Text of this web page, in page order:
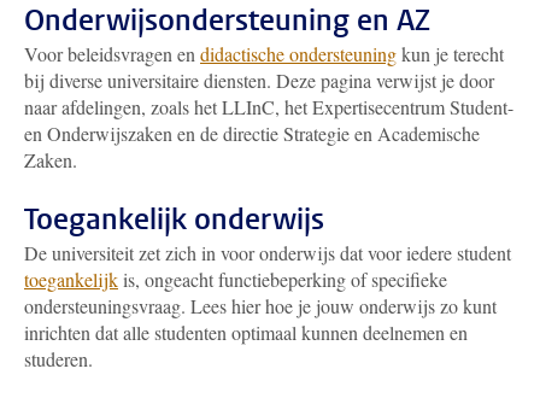
Onderwijsondersteuning en AZ
Voor beleidsvragen en didactische ondersteuningkun je terecht
bij diverse universitaire diensten. Deze pagina verwijst je door
naar afdelingen, zoals het LLInC, het Expertisecentrum Student-
en Onderwijszaken en de directie Strategie en Academische
Zaken.
Toegankelijk onderwijs
De universiteit zet zich in voor onderwijs dat voor iedere student
toegankelijkis, ongeacht functiebeperking of specifieke
ondersteuningsvraag. Lees hier hoe je jouw onderwijs zo kunt
inrichten dat alle studenten optimaal kunnen deelnemen en
studeren.